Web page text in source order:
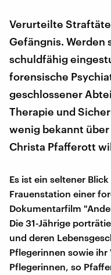
Verurteilte
Gefängnis. Werden
schuldfähig
forensische
geschlossener
Therapie und
wenig bekannt
Christa Pfafferott
Es ist ein seltener
Frauenstation einer
Dokumentarfilm
Die 31-Jährige
und deren
Pflegerinnen sowie ihr
Pflegerinnen, so